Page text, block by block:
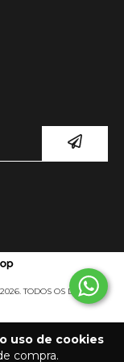
uso de cookies
compra.
TODOS OS DIREITOS